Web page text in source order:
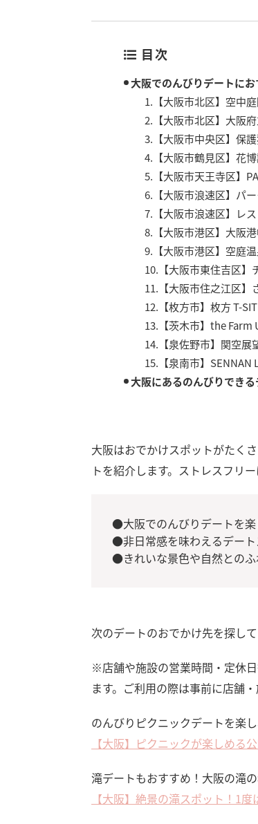
目次
大阪でのんびりデートに
1.【大阪市北区】空中
2.【大阪市北区】大阪
3.【大阪市中央区】保
4.【大阪市鶴見区】花
5.【大阪市天王寺区】
6.【大阪市浪速区】パ
7.【大阪市浪速区】レ
8.【大阪市港区】大阪
9.【大阪市港区】空庭温
10.【大阪市東住吉区】
11.【大阪市住之江区】
12.【枚方市】枚方 T-
13.【茨木市】the Farm
14.【泉佐野市】関空展
15.【泉南市】SENNAN
大阪にあるのんびりでき
大阪はおでかけスポットがたく
トを紹介します。ストレスフリ
●大阪でのんびりデートを
●非日常感を味わえるデー
●きれいな景色や自然との
次のデートのおでかけ先を探し
※店舗や施設の営業時間・定休
ます。ご利用の際は事前に店舗
のんびりピクニックデートを楽
【大阪】ピクニックが楽しめる
滝デートもおすすめ！大阪の滝
【大阪】絶景の滝スポット！1